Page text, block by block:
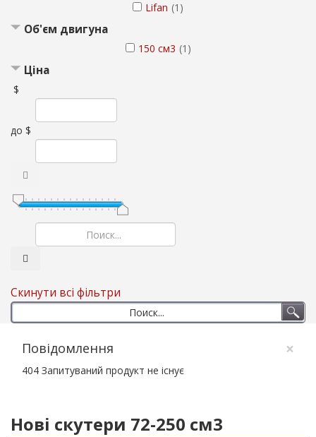
Lifan (1)
Об'єм двигуна
150 см3 (1)
Ціна
$
до $
Скинути всі фільтри
×
Повідомлення
404 Запитуваний продукт не існує
Нові скутери 72-250 см3